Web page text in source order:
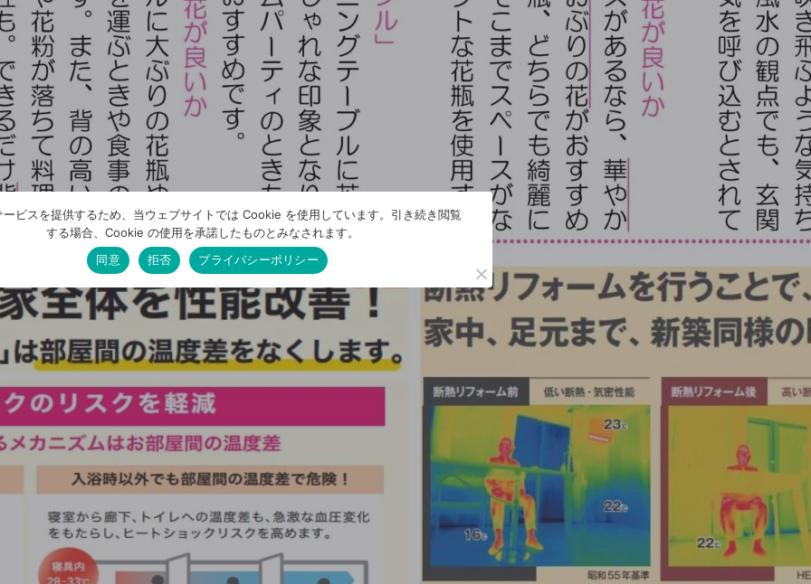
ビスを提供するため、当ウェブサイトでは Cookie を使用しています。引き続き閲覧
する場合、Cookie の使用を承諾したものとみなされます。
同意
拒否 プライバシーポリシー